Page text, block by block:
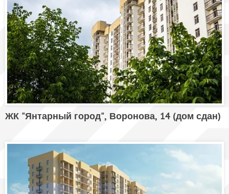
ЖК "Янтарный город", Воронова, 14 (дом сдан)